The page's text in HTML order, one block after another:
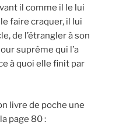
il comme il le lui
faire craquer, il lui
de l’étrangler à son
suprême qui l’a
à quoi elle finit par
livre de poche une
page 80 :